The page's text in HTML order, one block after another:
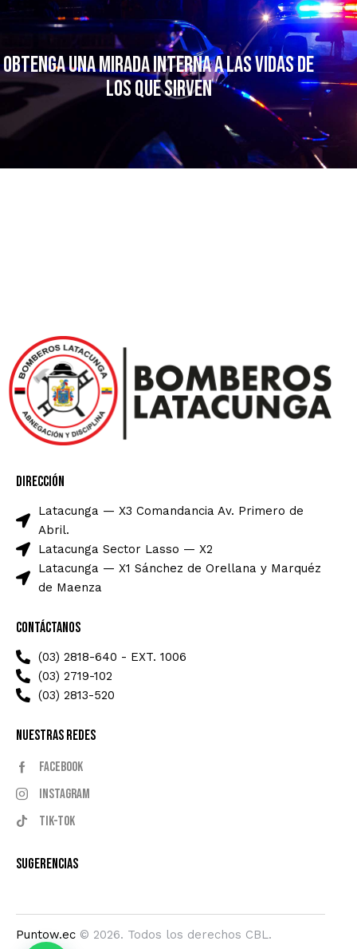
Obtenga una mirada interna a las vidasde
los que sirven
Dirección
Latacunga — X3 Comandancia Av. Primero de
Abril.
Latacunga Sector Lasso — X2
Latacunga — X1 Sánchez de Orellana y Marquéz
de Maenza
Contáctanos
(03) 2818-640 - EXT. 1006
(03) 2719-102
(03) 2813-520
Nuestras Redes
Facebook
Instagram
Tik-tok
Sugerencias
Puntow.ec © 2026. Todos los derechos CBL.